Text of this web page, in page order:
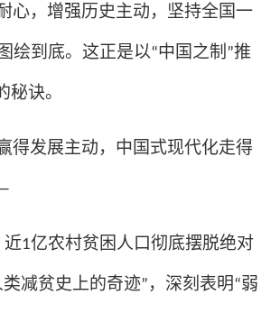
心，增强历史主动，坚持全国一
绘到底。这正是以“中国之制 ”推
秘诀。
得发展主动，中国式现代化走得
近1亿农村贫困人口彻底摆脱绝对
类减贫史上的奇迹” ，深刻表明“弱